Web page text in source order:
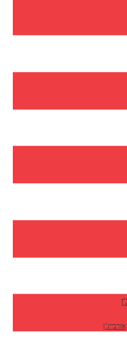
אזרבייג’ן